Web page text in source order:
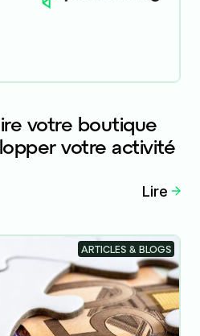
votre boutique
votre activité
Lire
ARTICLES & BLOGS